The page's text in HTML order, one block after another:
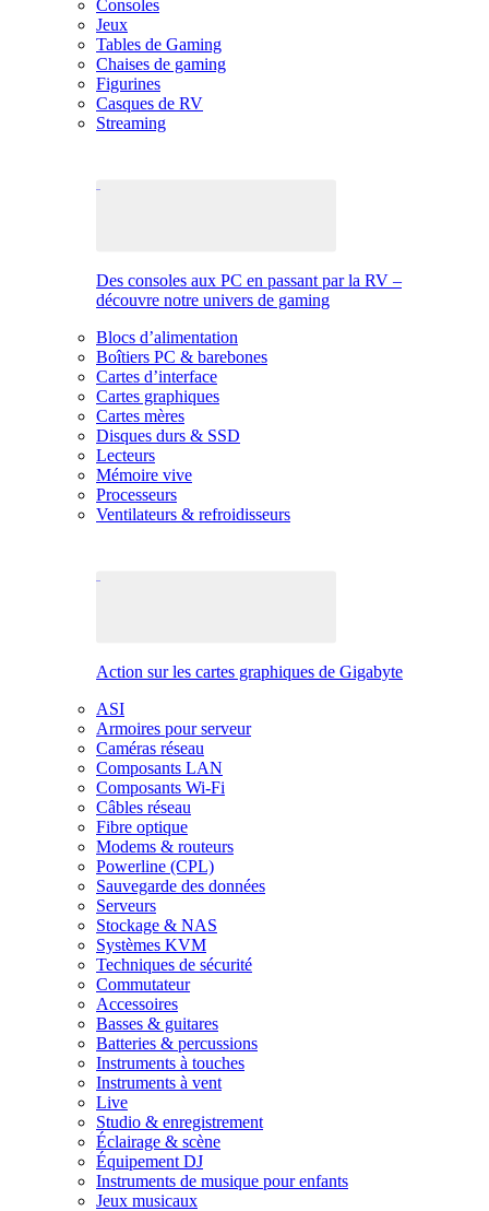
Consoles
Jeux
Tables de Gaming
Chaises de gaming
Figurines
Casques de RV
Streaming
Des consoles aux PC en passant par la RV –
découvre notre univers de gaming
Blocs d’alimentation
Boîtiers PC & barebones
Cartes d’interface
Cartes graphiques
Cartes mères
Disques durs & SSD
Lecteurs
Mémoire vive
Processeurs
Ventilateurs & refroidisseurs
Action sur les cartes graphiques de Gigabyte
ASI
Armoires pour serveur
Caméras réseau
Composants LAN
Composants Wi-Fi
Câbles réseau
Fibre optique
Modems & routeurs
Powerline (CPL)
Sauvegarde des données
Serveurs
Stockage & NAS
Systèmes KVM
Techniques de sécurité
Commutateur
Accessoires
Basses & guitares
Batteries & percussions
Instruments à touches
Instruments à vent
Live
Studio & enregistrement
Éclairage & scène
Équipement DJ
Instruments de musique pour enfants
Jeux musicaux